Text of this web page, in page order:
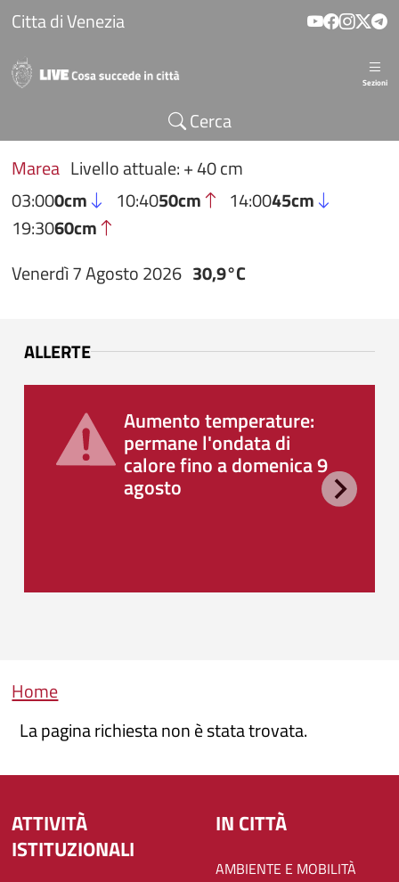
Salta al contenuto principale
Citta di Venezia
Sezioni
Cerca
Marea Livello attuale: + 40 cm
03:000cm 10:4050cm 14:0045cm
19:3060cm
Venerdì 7 Agosto 2026 30,9°C
ALLERTE
Aumento temperature:
permane l'ondata di
calore fino a domenica 9
agosto
Briciole di pane
Home
La pagina richiesta non è stata trovata.
ATTIVITÀ
ISTITUZIONALI
IN CITTÀ
AMBIENTE E MOBILITÀ